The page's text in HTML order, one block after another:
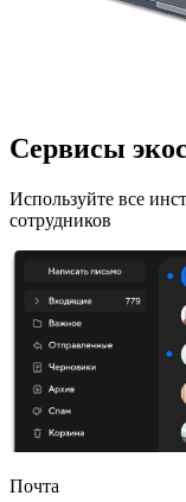
Сервисы
Используйте все
сотрудников
Почта